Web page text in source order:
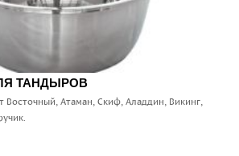
ТАНДЫРОВ
Восточный, Атаман, Скиф, Аладдин, Викинг,